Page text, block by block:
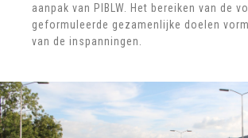
aanpak van PIBLW. Het bereiken van de
geformuleerde gezamenlijke doelen
van de inspanningen.